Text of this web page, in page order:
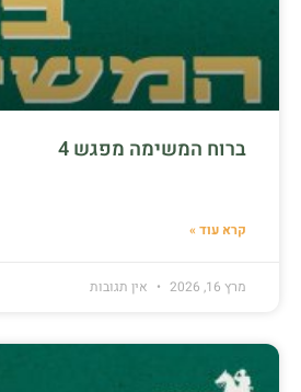
ברוח המשימה מפגש 4
קרא עוד »
מרץ 16, 2026 אין תגובות